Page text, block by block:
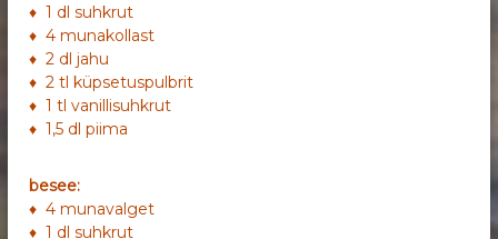
♦ 1 dl suhkrut
♦ 4 munakollast
♦ 2 dl jahu
♦ 2 tl küpsetuspulbrit
♦ 1 tl vanillisuhkrut
♦ 1,5 dl piima
besee:
♦ 4 munavalget
♦ 1 dl suhkrut